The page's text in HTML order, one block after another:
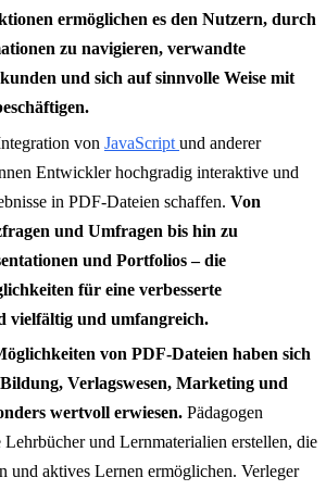
ermöglichen es den Nutzern, durch
zu navigieren, verwandte
und sich auf sinnvolle Weise mit
von JavaScript und anderer
Entwickler hochgradig interaktive und
in PDF-Dateien schaffen. Von
und Umfragen bis hin zu
und Portfolios – die
für eine verbesserte
vielfältig und umfangreich.
von PDF-Dateien haben sich
Verlagswesen, Marketing und
wertvoll erwiesen. Pädagogen
und Lernmaterialien erstellen, die
und aktives Lernen ermöglichen. Verleger